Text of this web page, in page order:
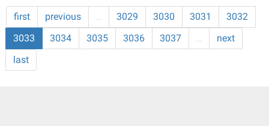
first previous … 3029 3030 3031
3032
3033
3034 3035 3036 3037 …
next
last